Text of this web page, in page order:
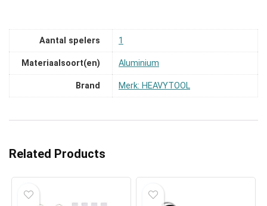
Aantal spelers ‎1
Materiaalsoort(en) ‎Aluminium
Brand Merk: HEAVYTOOL
Related Products